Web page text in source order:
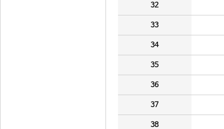
32
33
34
35
36
37
38